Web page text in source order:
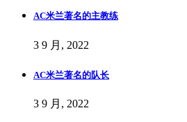
AC米兰著名的主教练
3 9 月, 2022
AC米兰著名的队长
3 9 月, 2022